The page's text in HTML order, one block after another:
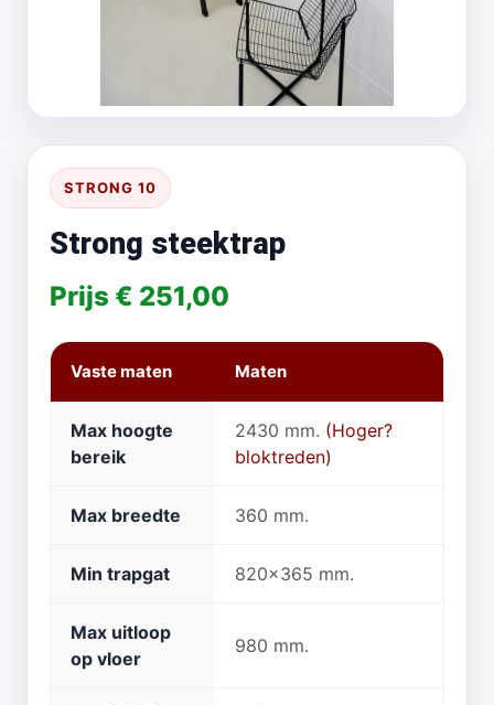
STRONG 10
Strong steektrap
Prijs € 251,00
Vaste maten Maten
Max hoogte
bereik
2430 mm. (Hoger?
bloktreden)
Max breedte 360 mm.
Min trapgat 820x365 mm.
Max uitloop
op vloer
980 mm.